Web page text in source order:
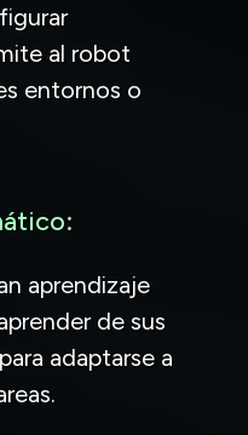
al robot
entornos o
aprendizaje
de sus
adaptarse a